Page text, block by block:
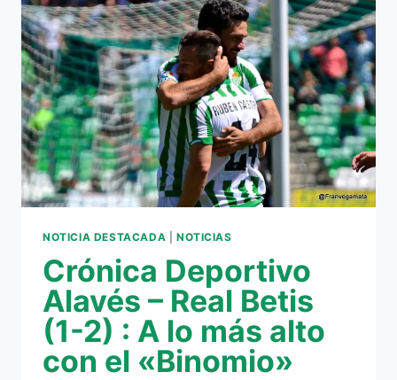
(2-
2)
:
NO
NOS
DURMAMOS
EN
EL
CAMINO
NOTICIA DESTACADA NOTICIAS
Crónica Deportivo
Alavés – Real Betis
(1-2) : A lo más alto
con el «Binomio»